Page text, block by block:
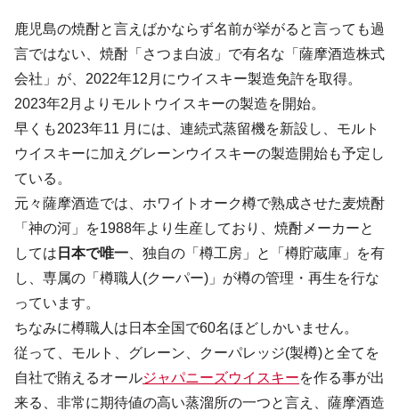
鹿児島の焼酎と言えばかならず名前が挙がると言っても過
言ではない、焼酎「さつま白波」で有名な「薩摩酒造株式
会社」が、2022年12月にウイスキー製造免許を取得。
2023年2月よりモルトウイスキーの製造を開始。
早くも2023年11 月には、連続式蒸留機を新設し、モルト
ウイスキーに加えグレーンウイスキーの製造開始も予定し
ている。
元々薩摩酒造では、ホワイトオーク樽で熟成させた麦焼酎
「神の河」を1988年より生産しており、焼酎メーカーと
しては 日本で唯一 、独自の「樽工房」と「樽貯蔵庫」を有
し、専属の「樽職人(クーパー)」が樽の管理・再生を行な
っています。
ちなみに樽職人は日本全国で60名ほどしかいません。
従って、モルト、グレーン、クーパレッジ(製樽)と全てを
自社で賄えるオールジャパニーズウイスキーを作る事が出
来る、非常に期待値の高い蒸溜所の一つと言え、薩摩酒造